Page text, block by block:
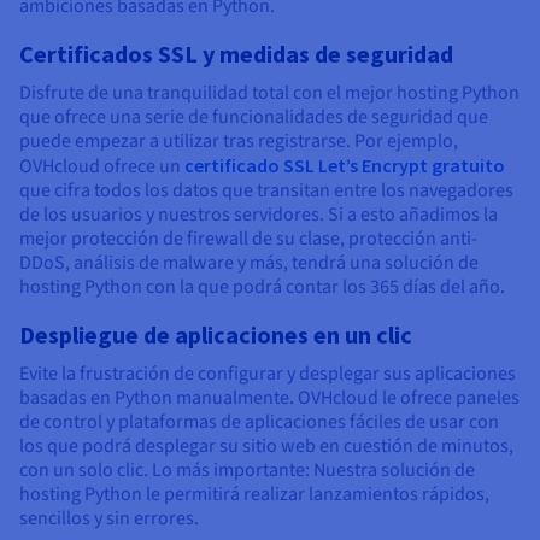
ambiciones basadas en Python.
Certificados SSL y medidas de seguridad
Disfrute de una tranquilidad total con el mejor hosting Python
que ofrece una serie de funcionalidades de seguridad que
puede empezar a utilizar tras registrarse. Por ejemplo,
OVHcloud ofrece un certificado SSL Let’s Encrypt gratuito
que cifra todos los datos que transitan entre los navegadores
de los usuarios y nuestros servidores. Si a esto añadimos la
mejor protección de firewall de su clase, protección anti-
DDoS, análisis de malware y más, tendrá una solución de
hosting Python con la que podrá contar los 365 días del año.
Despliegue de aplicaciones en un clic
Evite la frustración de configurar y desplegar sus aplicaciones
basadas en Python manualmente. OVHcloud le ofrece paneles
de control y plataformas de aplicaciones fáciles de usar con
los que podrá desplegar su sitio web en cuestión de minutos,
con un solo clic. Lo más importante: Nuestra solución de
hosting Python le permitirá realizar lanzamientos rápidos,
sencillos y sin errores.